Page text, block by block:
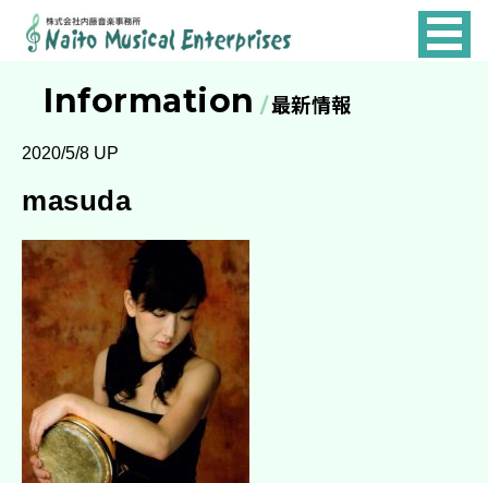
MUSICAL
ENTERPRISES
Information 最新情報
2020/5/8 UP
masuda